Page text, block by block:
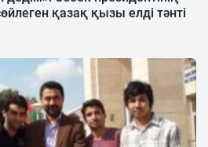
қазақ қызы елді тәнті